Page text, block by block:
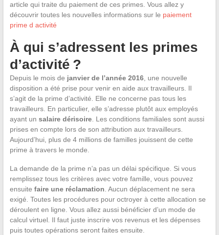
article qui traite du paiement de ces primes. Vous allez y
découvrir toutes les nouvelles informations sur le paiement
prime d activité
À qui s’adressent les primes
d’activité ?
Depuis le mois de janvier de l’année 2016, une nouvelle
disposition a été prise pour venir en aide aux travailleurs. Il
s’agit de la prime d’activité. Elle ne concerne pas tous les
travailleurs. En particulier, elle s’adresse plutôt aux employés
ayant un salaire dérisoire. Les conditions familiales sont aussi
prises en compte lors de son attribution aux travailleurs.
Aujourd’hui, plus de 4 millions de familles jouissent de cette
prime à travers le monde.
La demande de la prime n’a pas un délai spécifique. Si vous
remplissez tous les critères avec votre famille, vous pouvez
ensuite faire une réclamation. Aucun déplacement ne sera
exigé. Toutes les procédures pour octroyer à cette allocation se
déroulent en ligne. Vous allez aussi bénéficier d’un mode de
calcul virtuel. Il faut juste inscrire vos revenus et les dépenses
puis toutes opérations seront faites ensuite.